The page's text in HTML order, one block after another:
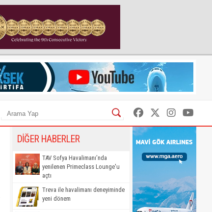
DİĞER HABERLER
TAV Sofya Havalimanı’nda
yenilenen Primeclass Lounge'u
açtı
Treva ile havalimanı deneyiminde
yeni dönem